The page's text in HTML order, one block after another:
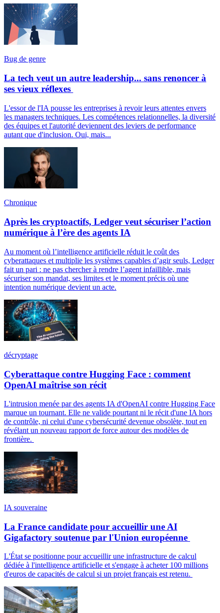
Bug de genre
La tech veut un autre leadership... sans renoncer à
ses vieux réflexes
L'essor de l'IA pousse les entreprises à revoir leurs attentes envers
les managers techniques. Les compétences relationnelles, la diversité
des équipes et l'autorité deviennent des leviers de performance
autant que d'inclusion. Oui, mais...
Chronique
Après les cryptoactifs, Ledger veut sécuriser l’action
numérique à l’ère des agents IA
Au moment où l’intelligence artificielle réduit le coût des
cyberattaques et multiplie les systèmes capables d’agir seuls, Ledger
fait un pari : ne pas chercher à rendre l’agent infaillible, mais
sécuriser son mandat, ses limites et le moment précis où une
intention numérique devient un acte.
décryptage
Cyberattaque contre Hugging Face : comment
OpenAI maîtrise son récit
L'intrusion menée par des agents IA d'OpenAI contre Hugging Face
marque un tournant. Elle ne valide pourtant ni le récit d'une IA hors
de contrôle, ni celui d'une cybersécurité devenue obsolète, tout en
révélant un nouveau rapport de force autour des modèles de
frontière.
IA souveraine
La France candidate pour accueillir une AI
Gigafactory soutenue par l'Union européenne
L'État se positionne pour accueillir une infrastructure de calcul
dédiée à l'intelligence artificielle et s'engage à acheter 100 millions
d'euros de capacités de calcul si un projet français est retenu.